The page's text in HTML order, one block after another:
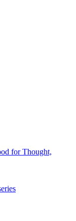
for Thought,